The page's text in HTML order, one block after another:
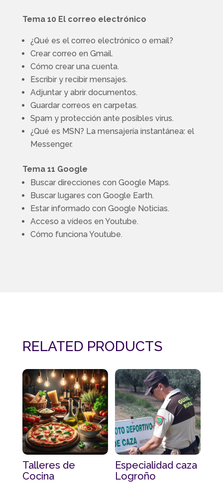
Tema 10 El correo electrónico
¿Qué es el correo electrónico o email?
Crear correo en Gmail.
Cómo crear una cuenta.
Escribir y recibir mensajes.
Adjuntar y abrir documentos.
Guardar correos en carpetas.
Spam y protección ante posibles virus.
¿Qué es MSN? La mensajería instantánea: el
Messenger.
Tema 11 Google
Buscar direcciones con Google Maps.
Buscar lugares con Google Earth.
Estar informado con Google Noticias.
Acceso a vídeos en Youtube.
Cómo funciona Youtube.
RELATED PRODUCTS
Talleres de
Cocina
Especialidad caza
Logroño